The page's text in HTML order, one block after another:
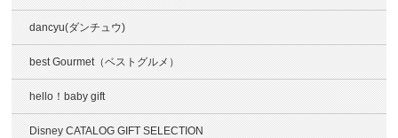
dancyu(ダンチュウ)
best Gourmet（ベストグルメ）
hello！baby gift
Disney CATALOG GIFT SELECTION